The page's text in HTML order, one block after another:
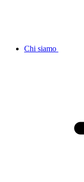
Chi siamo